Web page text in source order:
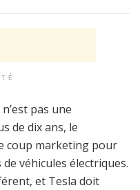
pas une
de dix ans, le
coup marketing pour
véhicules électriques.
et Tesla doit